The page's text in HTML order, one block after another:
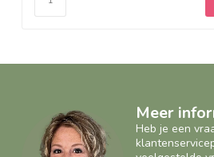
Meer
Heb je een